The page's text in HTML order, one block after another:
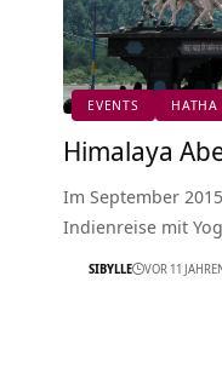
EVENTS HATHA
Himalaya
Im September
Indienreise mit
SIBYLLE VOR 11